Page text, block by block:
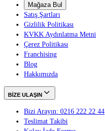
Mağaza Bul
Satış Şartları
Gizlilik Politikası
KVKK Aydınlatma Metni
Çerez Politikası
Franchising
Blog
Hakkımızda
BİZE ULAŞIN
Bizi Arayın: 0216 222 22 44
Teslimat Takibi